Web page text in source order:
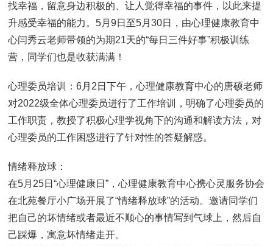
找幸福，留意身边积极的、让人觉得幸福的事件，以此来提
升感受幸福的能力。5月9日至5月30日，由心理健康教育中
心闫秀云老师带领的为期21天的“每日三件好事”积极训练
营，同学们也是收获满满！
心理委员培训：6月2日下午，心理健康教育中心的唐硕老师
对2022级全体心理委员进行了工作培训，明确了心理委员的
工作职责，教授了积极心理学视角下的沟通和解读方法，对
心理委员的工作困惑进行了针对性的答疑解惑。
情绪释放球：
在5月25日“心理健康日”，心理健康教育中心携心灵服务协会
在北苑餐厅小广场开展了“情绪释放球”的活动。邀请同学们
把自己的坏情绪或者最近不顺心的事情写到气球上，然后自
己踩爆，寓意坏情绪走开。